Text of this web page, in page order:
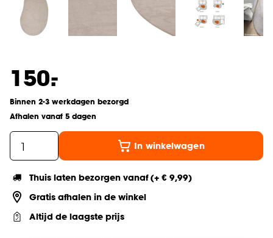
150.
-
Binnen 2-3 werkdagen bezorgd
Afhalen vanaf 5 dagen
In winkelwagen
Thuis laten bezorgen vanaf (+ € 9,99)
Gratis afhalen in de winkel
Altijd de laagste prijs